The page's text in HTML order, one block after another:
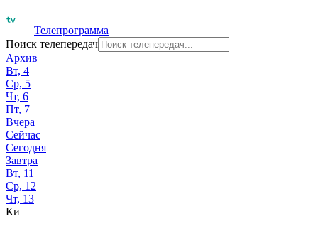
Телепрограмма
Поиск телепередач
Архив
Вт, 4
Ср, 5
Чт, 6
Пт, 7
Вчера
Сейчас
Сегодня
Завтра
Вт, 11
Ср, 12
Чт, 13
Ки